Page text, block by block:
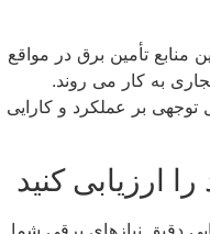
منابع تأمین برق در مواقع
به کار می‌ روند.
توجهی بر عملکرد و کارایی
ارزیابی کنید
دقیق نیازهای برقی شما